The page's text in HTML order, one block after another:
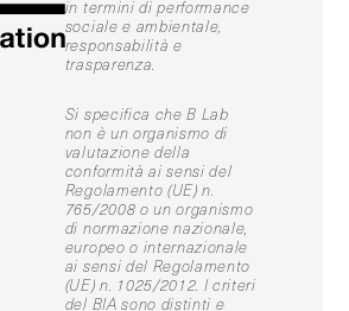
in termini di performance
sociale e ambientale,
responsabilità e
trasparenza.
Si specifica che B Lab
non è un organismo di
valutazione della
conformità ai sensi del
Regolamento (UE) n.
765/2008 o un organismo
di normazione nazionale,
europeo o internazionale
ai sensi del Regolamento
(UE) n. 1025/2012. I criteri
del BIA sono distinti e